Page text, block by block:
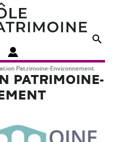
Patrimoine-Environnement
PATRIMOINE-